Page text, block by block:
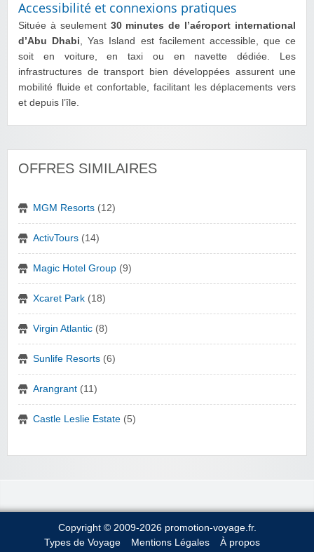
Accessibilité et connexions pratiques
Située à seulement 30 minutes de l’aéroport international
d’Abu Dhabi, Yas Island est facilement accessible, que ce
soit en voiture, en taxi ou en navette dédiée. Les
infrastructures de transport bien développées assurent une
mobilité fluide et confortable, facilitant les déplacements vers
et depuis l’île.
OFFRES SIMILAIRES
MGM Resorts (12)
ActivTours (14)
Magic Hotel Group (9)
Xcaret Park (18)
Virgin Atlantic (8)
Sunlife Resorts (6)
Arangrant (11)
Castle Leslie Estate (5)
Copyright © 2009-2026 promotion-voyage.fr.
Types de Voyage
Mentions Légales À propos